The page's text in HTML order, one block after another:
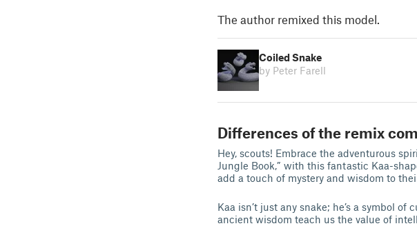
The author remixed this model.
Coiled Snake
by Peter Farell
Differences of the remix
Hey, scouts! Embrace the adventurous
Jungle Book,” with this fantastic Kaa-
add a touch of mystery and wisdom to
Kaa isn’t just any snake; he’s a symbol
ancient wisdom teach us the value of